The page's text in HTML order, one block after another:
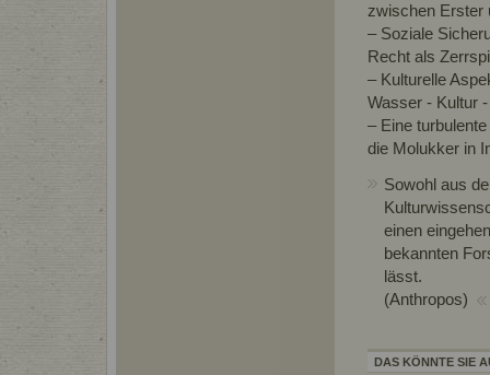
zwischen Erster
– Soziale
Recht als
– Kulturelle
Wasser - Kultur
– Eine
die Molukker in
Sowohl aus
einen
bekannten
lässt.
(Anthropos)
DAS KÖNNTE SIE